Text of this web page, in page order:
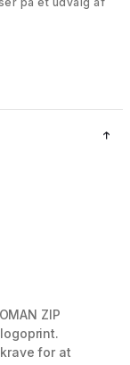
ZIP
for at